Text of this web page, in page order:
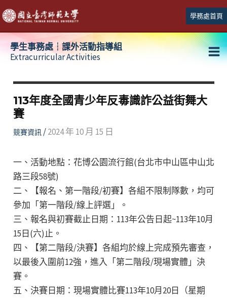
跳
至
主
學務處首頁
學生事務處┆課外活動指導組
Extracurricular Activities
113年度全國青少年反毒識詐公益街舞大
賽
競賽資訊/2024 年 10 月 15 日
一、活動地點：花博公園流行館(台北市中山區中山北
路三段58號)
二、【報名、第一階段/初賽】各組不限制隊數，均可
參加「第一階段/線上評選」。
三、報名與初賽截止日期：113年公告日起~113年10月
15日(六)止。
四、【第二階段/決賽】各組均於線上完成預先審查，
以最後入圍前12強，進入「第二階段/現場實體」決
賽。
五、決賽日期：現場實體比賽113年10月20日（星期